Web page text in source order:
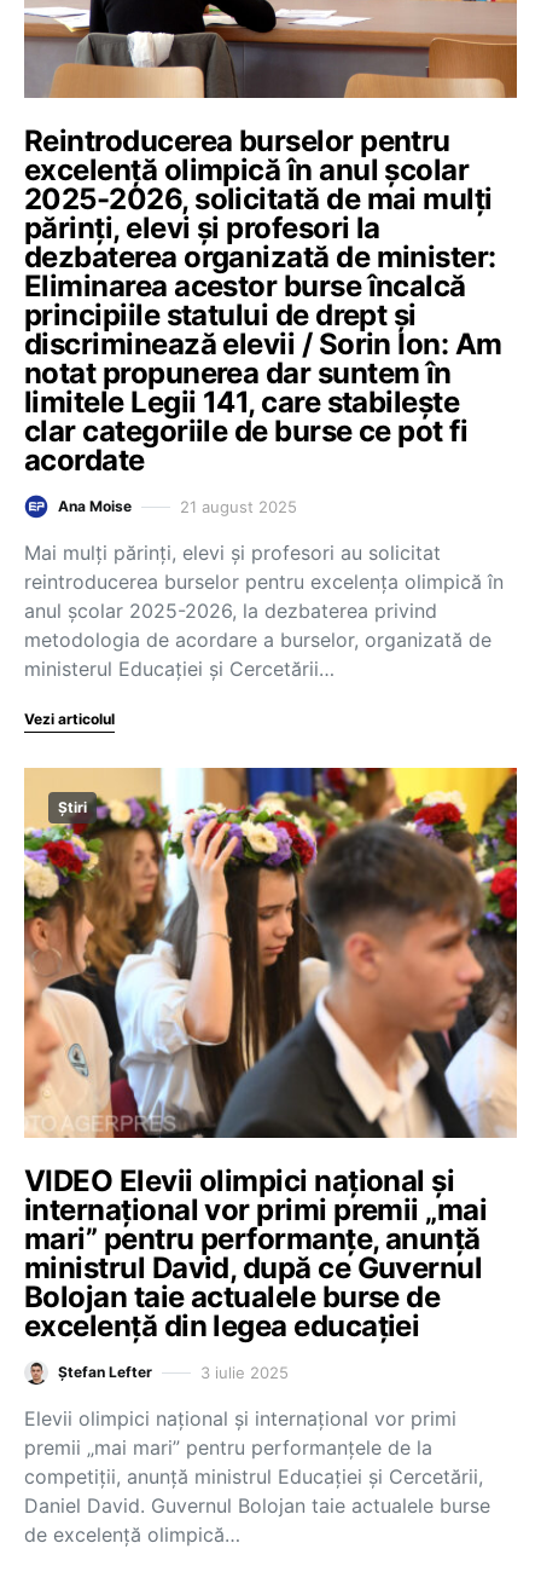
Reintroducerea burselor pentru
excelență olimpică în anul școlar
2025-2026, solicitată de mai mulți
părinți, elevi și profesori la
dezbaterea organizată de minister:
Eliminarea acestor burse încalcă
principiile statului de drept și
discriminează elevii / Sorin Ion: Am
notat propunerea dar suntem în
limitele Legii 141, care stabilește
clar categoriile de burse ce pot fi
acordate
Ana Moise 21 august 2025
Mai mulți părinți, elevi și profesori au solicitat
reintroducerea burselor pentru excelența olimpică în
anul școlar 2025-2026, la dezbaterea privind
metodologia de acordare a burselor, organizată de
ministerul Educației și Cercetării…
Vezi articolul
Știri
VIDEO Elevii olimpici național și
internațional vor primi premii „mai
mari” pentru performanțe, anunță
ministrul David, după ce Guvernul
Bolojan taie actualele burse de
excelență din legea educației
Ștefan Lefter 3 iulie 2025
Elevii olimpici național și internațional vor primi
premii „mai mari” pentru performanțele de la
competiții, anunță ministrul Educației și Cercetării,
Daniel David. Guvernul Bolojan taie actualele burse
de excelență olimpică…